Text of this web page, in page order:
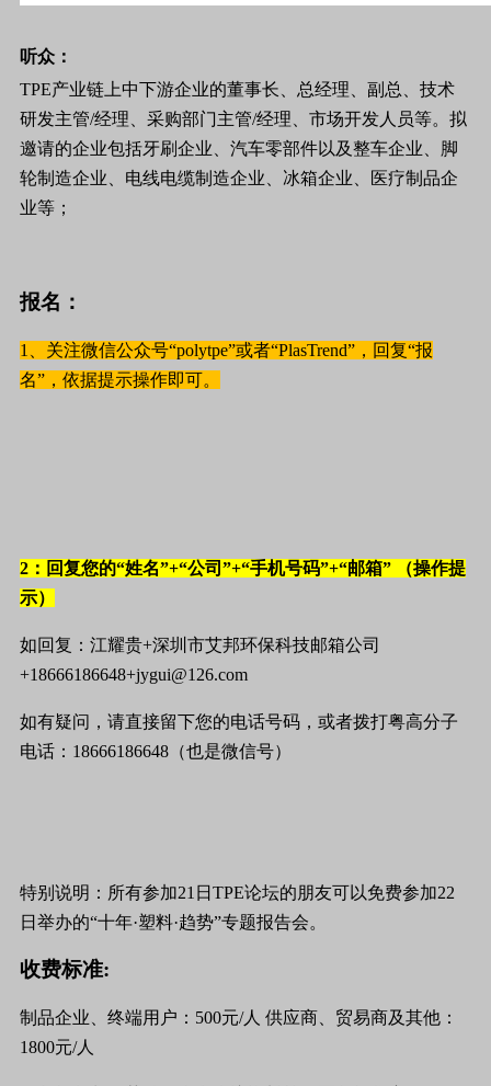
听众：
TPE产业链上中下游企业的董事长、总经理、副总、技术
研发主管/经理、采购部门主管/经理、市场开发人员等。拟
邀请的企业包括牙刷企业、汽车零部件以及整车企业、脚
轮制造企业、电线电缆制造企业、冰箱企业、医疗制品企
业等；
报名：
1、关注微信公众号“polytpe”或者“PlasTrend” ，回复“报
名”，依据提示操作即可。
2 ：回复您的“姓名”+“公司”+“手机号码”+“邮箱”
（操作提
示）
如回复：江耀贵+深圳市艾邦环保科技邮箱公司
+18666186648+jygui@126.com
如有疑问，请直接留下您的电话号码，或者拨打粤高分子
电话： 18666186648 （也是微信号）
特别说明：所有参加21 日 TPE论坛的朋友可以免费参加22
日举办的“十年·塑料·趋势”专题报告会。
收费标准:
制品企业、终端用户： 500元/人 供应商、贸易商及其他：
1800元/人